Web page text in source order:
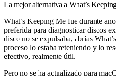
La mejor alternativa a What’s
What’s Keeping Me fue durante
preferida para diagnosticar discos
disco no se expulsaba, abrías
proceso lo estaba reteniendo y lo
efectivo, realmente útil.
Pero no se ha actualizado para